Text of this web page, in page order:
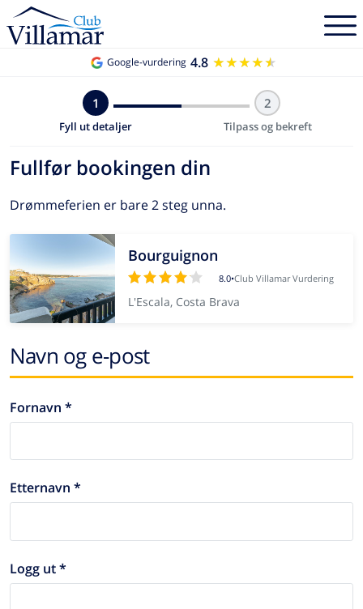
Google-vurdering 4.8 ★★★★★
★★★★★
1
Fyll ut detaljer
2
Tilpass og bekreft
Fullfør bookingen din
Drømmeferien er bare 2 steg unna.
Bourguignon
8.0•Club Villamar Vurdering
L'Escala, Costa Brava
Navn og e-post
Fornavn *
Etternavn *
Logg ut *